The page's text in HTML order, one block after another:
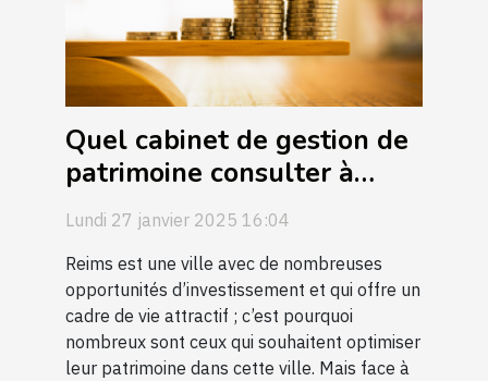
Quel cabinet de gestion de
patrimoine consulter à
Reims ?
Lundi 27 janvier 2025 16:04
Reims est une ville avec de nombreuses
opportunités d’investissement et qui offre un
cadre de vie attractif ; c’est pourquoi
nombreux sont ceux qui souhaitent optimiser
leur patrimoine dans cette ville. Mais face à